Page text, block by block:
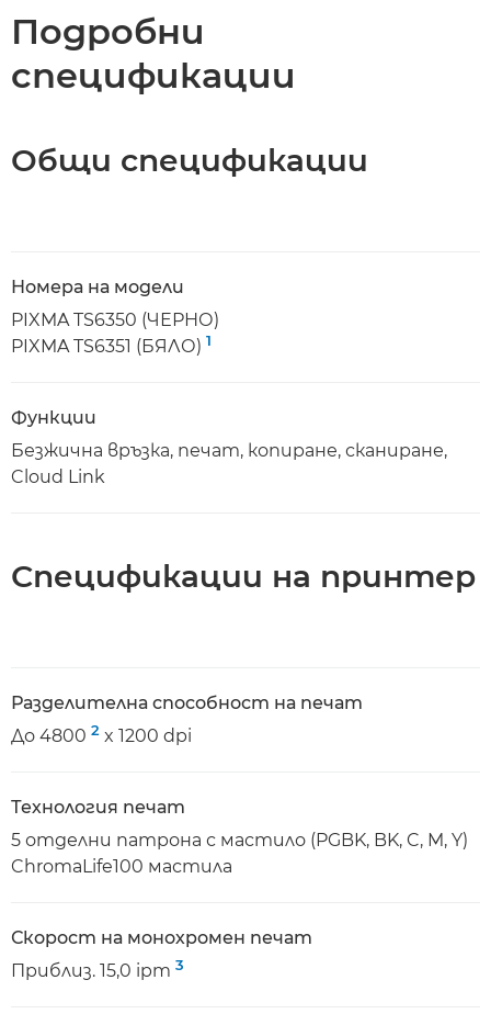
Подробни
спецификации
Общи спецификации
Номера на модели
PIXMA TS6350 (ЧЕРНО)
PIXMA TS6351 (БЯЛО) 1
Функции
Безжична връзка, печат, копиране, сканиране,
Cloud Link
Спецификации на принтер
Разделителна способност на печат
До 4800 2 x 1200 dpi
Технология печат
5 отделни патрона с мастило (PGBK, BK, C, M, Y)
ChromaLife100 мастила
Скорост на монохромен печат
Приблиз. 15,0 ipm 3